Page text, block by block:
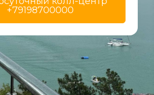
+79198700000